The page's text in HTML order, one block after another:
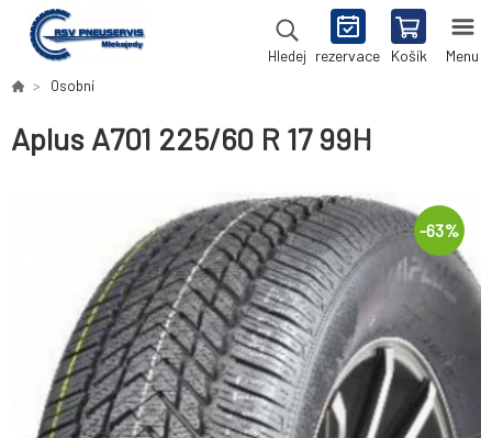
Hledej rezervace Košík Menu
Osobní
Aplus A701 225/60 R 17 99H
-63%